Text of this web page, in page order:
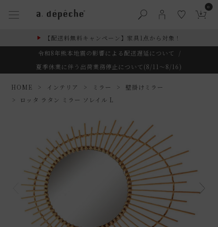
0
【配送料無料キャンペーン】家具1点から対象！
令和8年熊本地震の影響による配送遅延について
/
夏季休業に伴う出荷業務停止について(8/11～8/16)
HOME インテリア ミラー
壁掛けミラー
ロッタ ラタン ミラー ソレイル L